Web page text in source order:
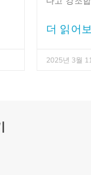
더 읽어
2025년 3월